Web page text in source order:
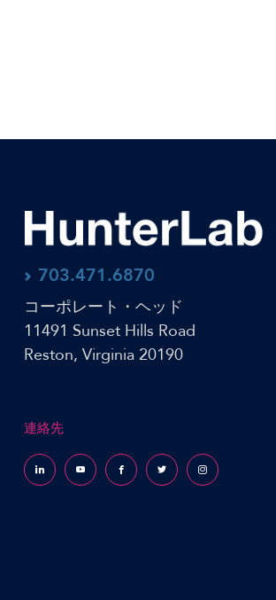
703.471.6870
コーポレート・ヘッド
11491 Sunset Hills Road
Reston, Virginia 20190
連絡先
Follow us on LinkedInFollow us on YouTubeFollow us on Facebook
Follow us on X (formerly
Follow us on